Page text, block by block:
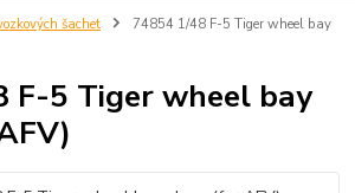
šachet
74854 1/48 F-5 Tiger wheel bay
F-5 Tiger wheel bay